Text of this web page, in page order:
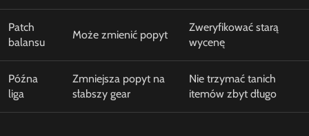
Patch
balansu
Może zmienić popyt
Zweryfikować starą
wycenę
Późna
liga
Zmniejsza popyt na
słabszy gear
Nie trzymać tanich
itemów zbyt długo